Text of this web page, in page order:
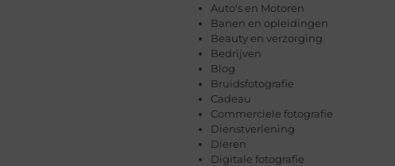
Auto's en Motoren
Banen en opleidingen
Beauty en verzorging
Bedrijven
Blog
Bruidsfotografie
Cadeau
Commerciele fotografie
Dienstverlening
Dieren
Digitale fotografie